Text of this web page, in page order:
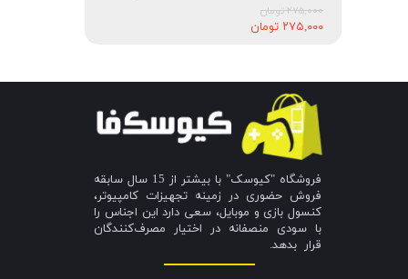
۲۷۵,۰۰۰ تومان
۲۷۵,۰۰۰ تومان
فروشگاه "کیوسک" با بیشتر از 15 سال سابقه
فروش حضوری در زمینه تجهیزات کامپیوتر،
کنسول بازی و موبایل، سعی دارد این اجناس را
با سودی منصفانه در اختیار مصرف‌کنندگان
قرار بدهد.